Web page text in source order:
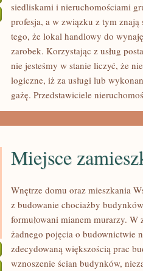
KUPNEM
siedliskami i nieruchomościami
profesja, a w związku z tym
tego, że lokal handlowy do
zarobek. Korzystając z usług
nie jesteśmy w stanie liczyć, że
logiczne, iż za usługi lub
gażę. Przedstawiciele
MIEJSCE
Miejsce
Wnętrze domu oraz mieszkania
z budowanie chociażby
formułowani mianem murarzy. W
żadnego pojęcia o budownictwie
zdecydowaną większością prac
wznoszenie ścian budynków,